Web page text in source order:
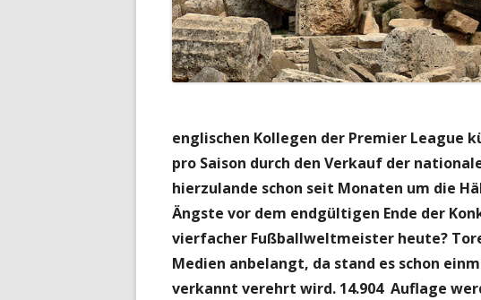
englischen Kollegen der Premier League
pro Saison durch den Verkauf der
hierzulande schon seit Monaten um die
Ängste vor dem endgültigen Ende der
vierfacher Fußballweltmeister heute?
Medien anbelangt, da stand es schon
verkannt verehrt wird. 14.904 Auflage